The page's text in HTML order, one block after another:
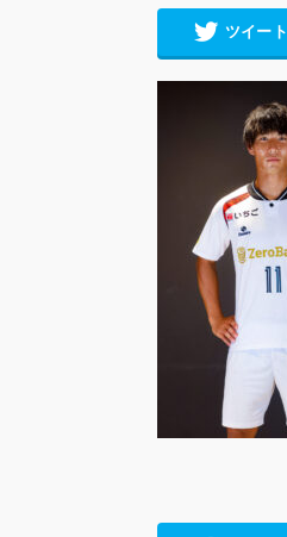
ツイート